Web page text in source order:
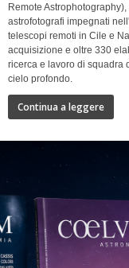
Remote
astrofotografi impegnati
telescopi remoti in Cile e
acquisizione e oltre 330
ricerca e lavoro di squadra
cielo profondo.
Continua a leggere